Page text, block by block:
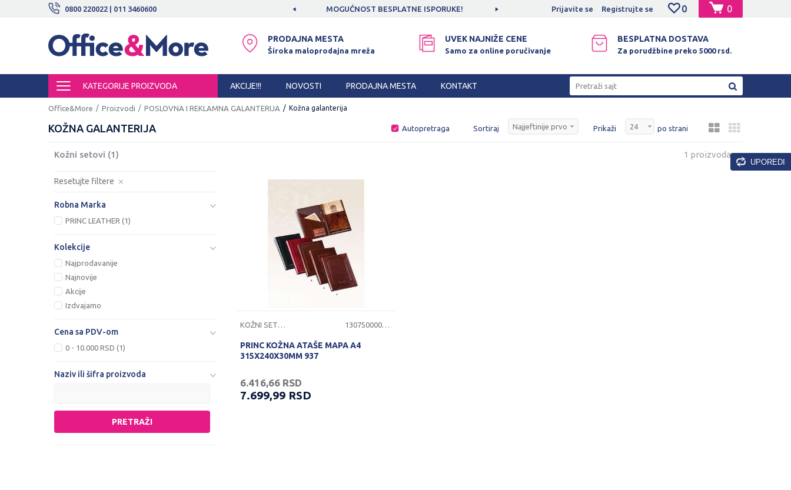
0800 220022 | 011 3460600
ISPORUKE! SIGURNO PLAĆANJE PLATNIM KARTICAMA! MOGUĆNOST BESPLATNE ISPORUKE! SIGURNO PLAĆANJE PLATNIM KARTICAMA! 0
0
Prijavite se Registrujte se
PRODAJNA MESTA
Široka maloprodajna mreža
UVEK NAJNIŽE CENE
Samo za online poručivanje
BESPLATNA DOSTAVA
Za porudžbine preko 5000 rsd.
KATEGORIJE PROIZVODA AKCIJE!!! NOVOSTI PRODAJNA MESTA KONTAKT Pretraži sajt
UPOREDI
Office&More Proizvodi POSLOVNA I REKLAMNA GALANTERIJA Kožna galanterija
KOŽNA GALANTERIJA Autopretraga Sortiraj Prikaži po strani
Kožni setovi (1)
Resetujte filtere
Robna Marka
PRINC LEATHER (1)
Kolekcije
Najprodavanije
Najnovije
Akcije
Izdvajamo
Cena sa PDV-om
0 - 10.000 RSD (1)
Naziv ili šifra proizvoda
PRETRAŽI
1 proizvoda
KOŽNI SETOVI 1307500000023
PRINC KOŽNA ATAŠE MAPA A4
315X240X30MM 937
6.416,66 RSD
7.699,99 RSD